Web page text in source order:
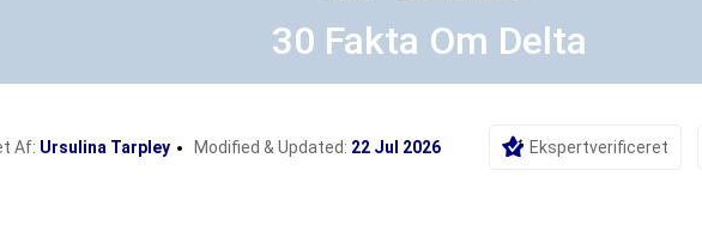
30 Fakta Om Delta
Af: Ursulina Tarpley Modified & Updated: 22 Jul 2026 Ekspertverificeret